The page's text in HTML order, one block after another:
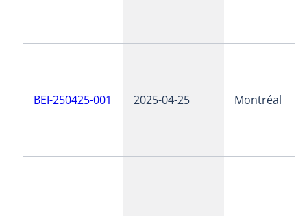
BEI-250425-001 2025-04-25 Montréal